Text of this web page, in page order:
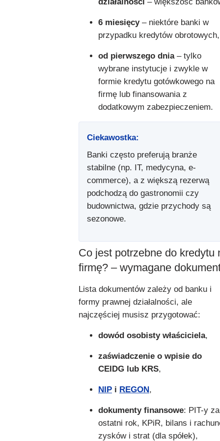
6 miesięcy– niektóre banki w
przypadku kredytów obrotowych,
od pierwszego dnia– tylko
wybrane instytucje i zwykle w
formie kredytu gotówkowego na
firmę lub finansowania z
dodatkowym zabezpieczeniem.
Ciekawostka:
Banki często preferują branże
stabilne (np. IT, medycyna, e-
commerce), a z większą rezerwą
podchodzą do gastronomii czy
budownictwa, gdzie przychody są
sezonowe.
Co jest potrzebne do kredytu
firmę? – wymagane
Lista dokumentów zależy od banku i
formy prawnej działalności, ale
najczęściej musisz przygotować:
dowód osobisty właściciela,
zaświadczenie o wpisie do
CEIDG lub KRS,
NIP i REGON,
dokumenty finansowe: PIT-y za
ostatni rok, KPiR, bilans i
zysków i strat (dla spółek),